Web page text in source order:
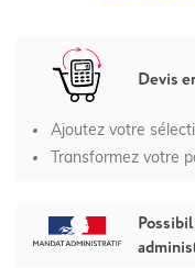
Devis
Ajoutez votre
Transformez votre